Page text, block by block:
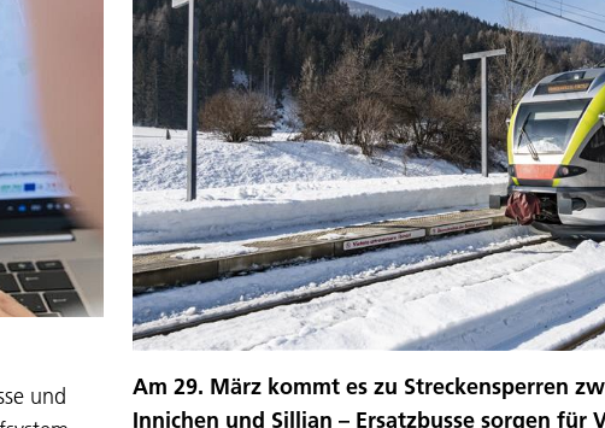
und
Am 29. März kommt es zu Streckensperren
Innichen und Sillian – Ersatzbusse sorgen für